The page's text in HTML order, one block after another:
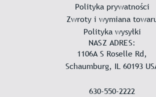
Polityka prywatności
Zwroty i wymiana
Polityka wysyłki
NASZ ADRES:
1106A S Roselle Rd,
Schaumburg, IL 60193
630-550-2222